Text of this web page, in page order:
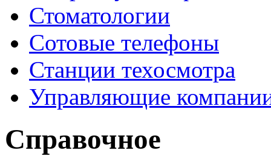
Стоматологии
Сотовые телефоны
Станции техосмотра
Управляющие
Справочное